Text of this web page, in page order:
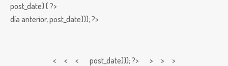
post_date) { ?>
día anterior,post_date))); ?>
< < < post_date))); ?> > > >